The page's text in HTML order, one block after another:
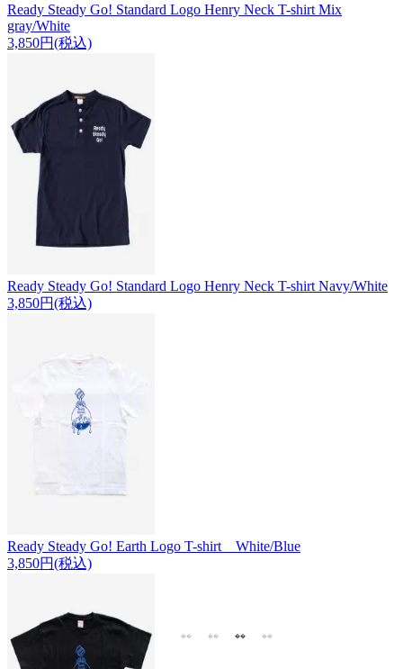
1 2 3 4
Ready Steady Go! Standard Logo Henry Neck T-shirt Mix
gray/White
3,850円(税込)
Ready Steady Go! Standard Logo Henry Neck T-shirt Navy/White
3,850円(税込)
Ready Steady Go! Earth Logo T-shirt White/Blue
3,850円(税込)